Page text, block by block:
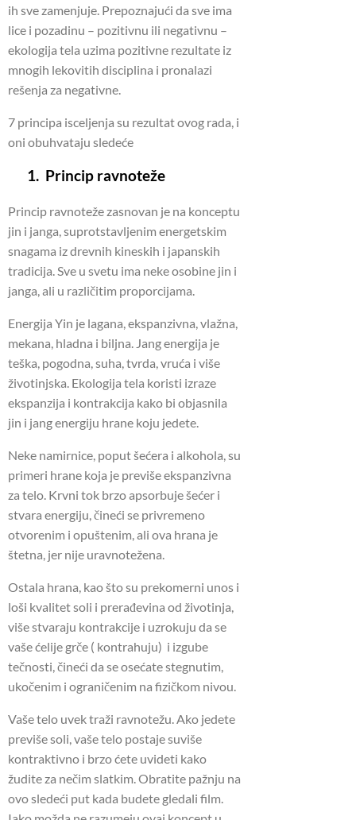
ih sve zamenjuje. Prepoznajući da sve ima
lice i pozadinu – pozitivnu ili negativnu –
ekologija tela uzima pozitivne rezultate iz
mnogih lekovitih disciplina i pronalazi
rešenja za negativne.
7 principa isceljenja su rezultat ovog rada, i
oni obuhvataju sledeće
1. Princip ravnoteže
Princip ravnoteže zasnovan je na konceptu
jin i janga, suprotstavljenim energetskim
snagama iz drevnih kineskih i japanskih
tradicija. Sve u svetu ima neke osobine jin i
janga, ali u različitim proporcijama.
Energija Yin je lagana, ekspanzivna, vlažna,
mekana, hladna i biljna. Jang energija je
teška, pogodna, suha, tvrda, vruća i više
životinjska. Ekologija tela koristi izraze
ekspanzija i kontrakcija kako bi objasnila
jin i jang energiju hrane koju jedete.
Neke namirnice, poput šećera i alkohola, su
primeri hrane koja je previše ekspanzivna
za telo. Krvni tok brzo apsorbuje šećer i
stvara energiju, čineći se privremeno
otvorenim i opuštenim, ali ova hrana je
štetna, jer nije uravnotežena.
Ostala hrana, kao što su prekomerni unos i
loši kvalitet soli i prerađevina od životinja,
više stvaraju kontrakcije i uzrokuju da se
vaše ćelije grče ( kontrahuju) i izgube
tečnosti, čineći da se osećate stegnutim,
ukočenim i ograničenim na fizičkom nivou.
Vaše telo uvek traži ravnotežu. Ako jedete
previše soli, vaše telo postaje suviše
kontraktivno i brzo ćete uvideti kako
žudite za nečim slatkim. Obratite pažnju na
ovo sledeći put kada budete gledali film.